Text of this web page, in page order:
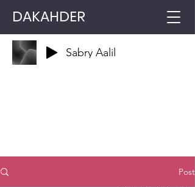
DAKAHDER
Sabry Aalil
Post